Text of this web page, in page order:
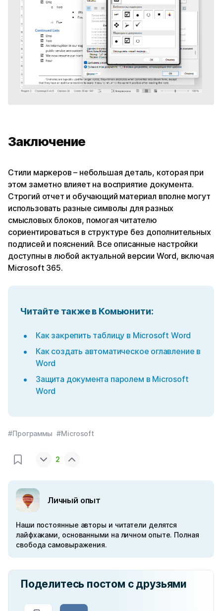
Заключение
Стили маркеров – небольшая деталь, которая при
этом заметно влияет на восприятие документа.
Строгий отчет и обучающий материал вполне могут
использовать разные символы для разных
смысловых блоков, помогая читателю
сориентироваться в структуре без дополнительных
подписей и пояснений. Все описанные настройки
доступны в любой актуальной версии Word, включая
Microsoft 365.
Читайте также в Комьюнити:
Как закрепить таблицу в Microsoft Word
Как создать автоматическое оглавление в
Word
Защита документа паролем в Microsoft
Word
#Программы #Microsoft
2
Личный опыт
Наши постоянные авторы и читатели делятся
лайфхаками, основанными на личном опыте. Полная
свобода самовыражения.
Поделитесь постом с друзьями